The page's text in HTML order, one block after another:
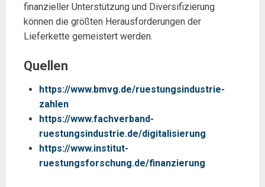
finanzieller Unterstützung und Diversifizierung
können die größten Herausforderungen der
Lieferkette gemeistert werden.
Quellen
https://www.bmvg.de/ruestungsindustrie-
zahlen
https://www.fachverband-
ruestungsindustrie.de/digitalisierung
https://www.institut-
ruestungsforschung.de/finanzierung